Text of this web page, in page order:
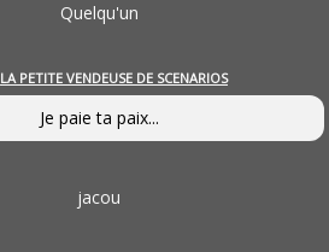
Quelqu'un
LA PETITE VENDEUSE DE SCENARIOS
Je paie ta paix...
jacou